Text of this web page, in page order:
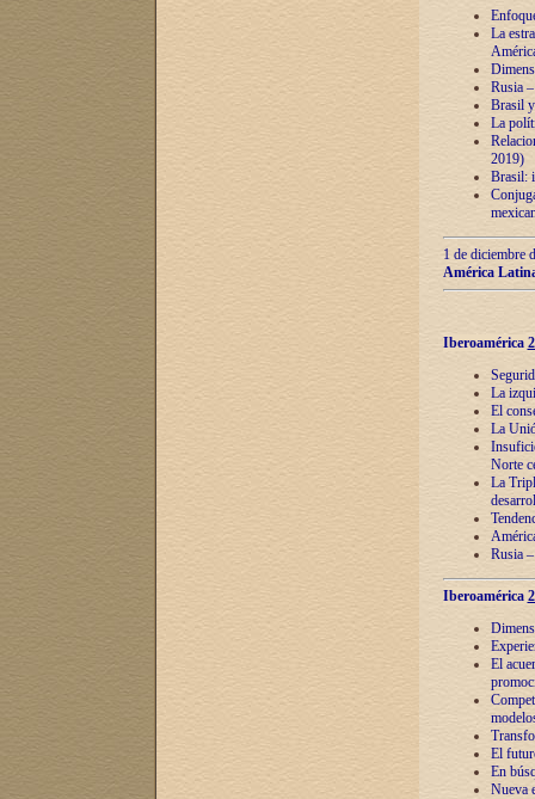
La
Rusia
Brasil
La
2019)
Brasil:
1 de diciembre
América
Iberoamérica
La
El
La
Norte
La
Rusia
Iberoamérica
El
El
En
Nueva